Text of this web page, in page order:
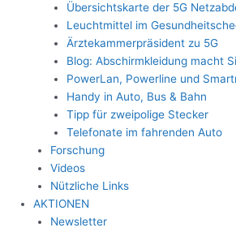
Übersichtskarte der 5G
Leuchtmittel im
Ärztekammerpräsident zu 5G
Blog: Abschirmkleidung macht
PowerLan, Powerline und
Handy in Auto, Bus & Bahn
Tipp für zweipolige Stecker
Telefonate im fahrenden Auto
Forschung
Videos
Nützliche Links
AKTIONEN
Newsletter